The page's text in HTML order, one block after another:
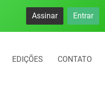
dias em Frederico
Assinar Entrar
EDIÇÕES CONTATO